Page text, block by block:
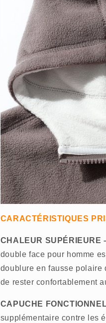
CARACTÉRISTIQUES
CHALEUR SUPÉRIEURE
double face pour homme
doublure en fausse polaire
de rester confortablement
CAPUCHE
supplémentaire contre les